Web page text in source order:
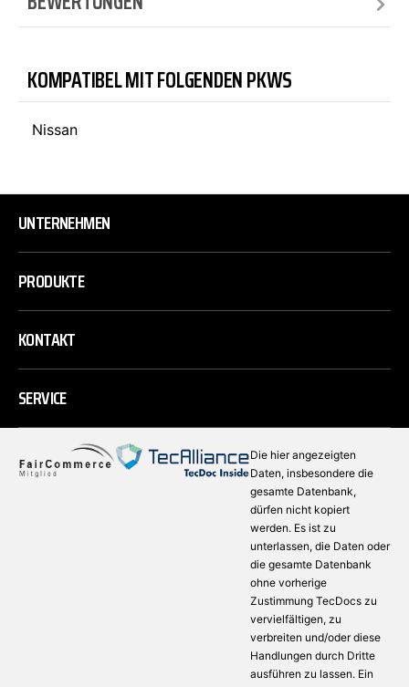
KOMPATIBEL MIT FOLGENDEN PKWS
Nissan
UNTERNEHMEN
PRODUKTE
KONTAKT
SERVICE
Die hier angezeigten
Daten, insbesondere die
gesamte Datenbank,
dürfen nicht kopiert
werden. Es ist zu
unterlassen, die Daten oder
die gesamte Datenbank
ohne vorherige
Zustimmung TecDocs zu
vervielfältigen, zu
verbreiten und/oder diese
Handlungen durch Dritte
ausführen zu lassen. Ein